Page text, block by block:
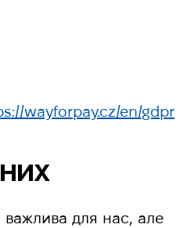
wayforpay.cz/en/gdpr
для нас, але